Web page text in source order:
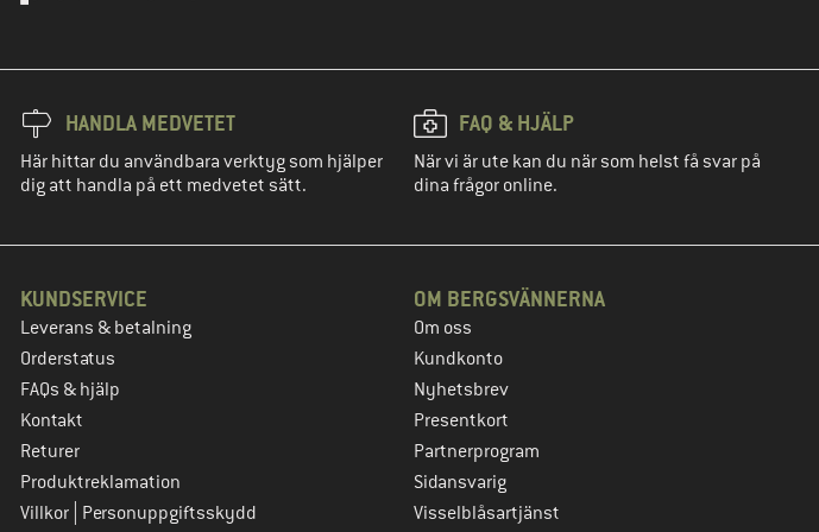
HANDLA MEDVETET
Här hittar du användbara verktyg som hjälper
dig att handla på ett medvetet sätt.
FAQ & HJÄLP
När vi är ute kan du när som helst få svar på
dina frågor online.
KUNDSERVICE
Leverans & betalning
Orderstatus
FAQs & hjälp
Kontakt
Returer
Produktreklamation
Villkor Personuppgiftsskydd
OM BERGSVÄNNERNA
Om oss
Kundkonto
Nyhetsbrev
Presentkort
Partnerprogram
Sidansvarig
Visselblåsartjänst